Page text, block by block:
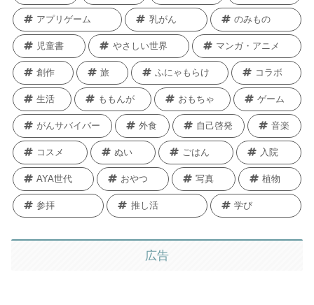
アプリゲーム 乳がん のみもの
児童書 やさしい世界 マンガ・アニメ
創作 旅 ふにゃもらけ コラボ
生活 ももんが おもちゃ ゲーム
がんサバイバー 外食 自己啓発 音楽
コスメ ぬい ごはん 入院
AYA世代 おやつ 写真 植物
参拝 推し活 学び
広告